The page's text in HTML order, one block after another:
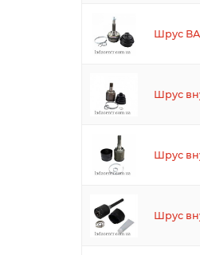
Шрус
Шрус
Шрус
Шрус